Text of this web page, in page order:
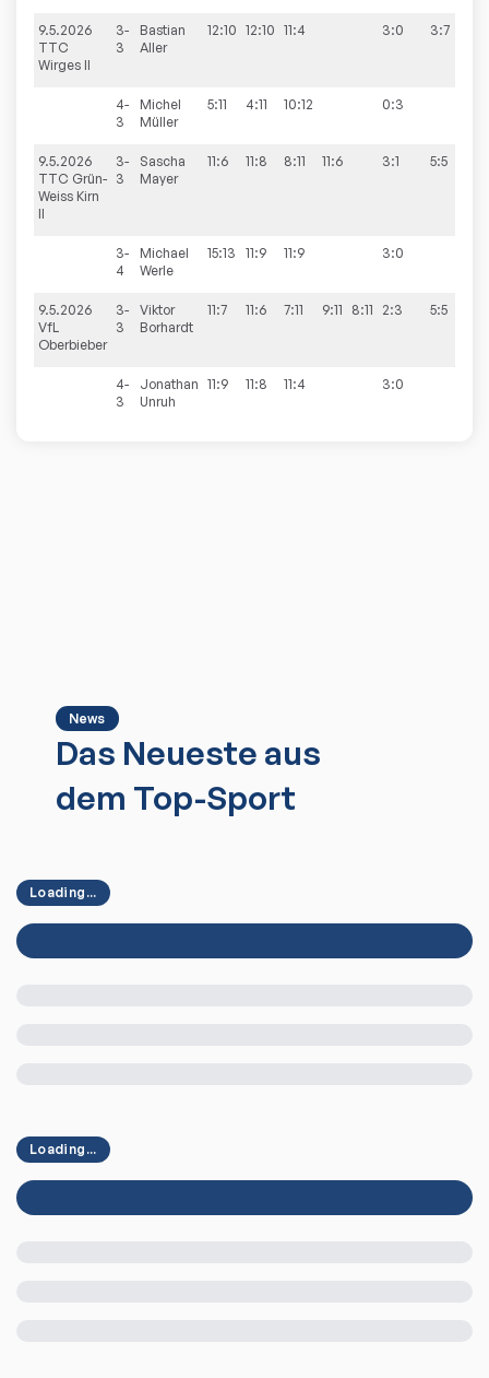
9.5.2026
TTC
Wirges II
3-
3
Bastian
Aller
12:10 12:10 11:4 3:0 3:7
4-
3
Michel
Müller
5:11 4:11 10:12 0:3
9.5.2026
TTC Grün-
Weiss Kirn
II
3-
3
Sascha
Mayer
11:6 11:8 8:11 11:6 3:1 5:5
3-
4
Michael
Werle
15:13 11:9 11:9 3:0
9.5.2026
VfL
Oberbieber
3-
3
Viktor
Borhardt
11:7 11:6 7:11 9:11 8:11 2:3 5:5
4-
3
Jonathan
Unruh
11:9 11:8 11:4 3:0
News
Das Neueste aus
dem Top-Sport
Loading...
Loading...